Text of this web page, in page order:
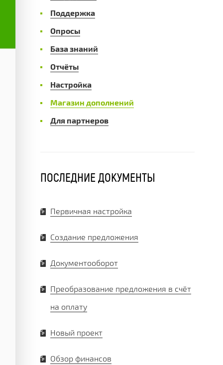
Поддержка
Опросы
База знаний
Отчёты
Настройка
Магазин дополнений
Для партнеров
ПОСЛЕДНИЕ ДОКУМЕНТЫ
Первичная настройка
Создание предложения
Документооборот
Преобразование предложения в счёт
на оплату
Новый проект
Обзор финансов